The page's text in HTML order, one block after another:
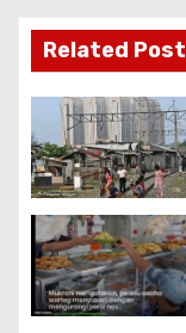
i
p
o
s
Related Post